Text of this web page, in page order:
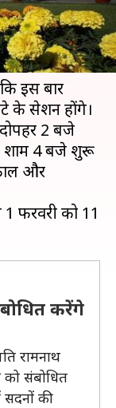
असर साफ देखने
इस बार
के सेशन होंगे।
2 बजे
शाम 4 बजे शुरू
और
1 फरवरी को 11
करेंगे
रामनाथ
संबोधित
की